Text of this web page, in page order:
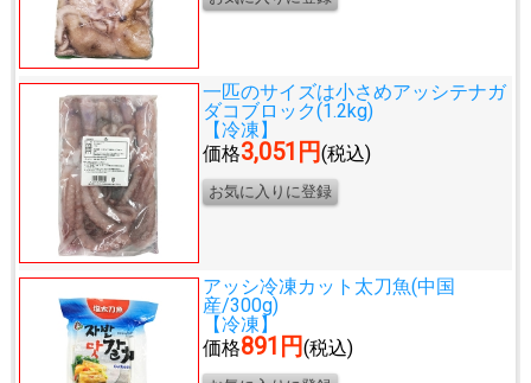
一匹のサイズは小さめアッシテナガ
ダコブロック(1.2kg)
【冷凍】
価格3,051円(税込)
アッシ冷凍カット太刀魚(中国
産/300g)
【冷凍】
価格891円(税込)